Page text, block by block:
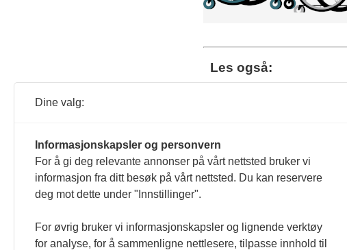
Les også:
Ærespris til
Dine valg:
Informasjonskapsler og personvern
For å gi deg relevante annonser på vårt nettsted bruker vi
informasjon fra ditt besøk på vårt nettsted. Du kan reservere
deg mot dette under "Innstillinger".
For øvrig bruker vi informasjonskapsler og lignende verktøy
for analyse, for å sammenligne nettlesere, tilpasse innhold til